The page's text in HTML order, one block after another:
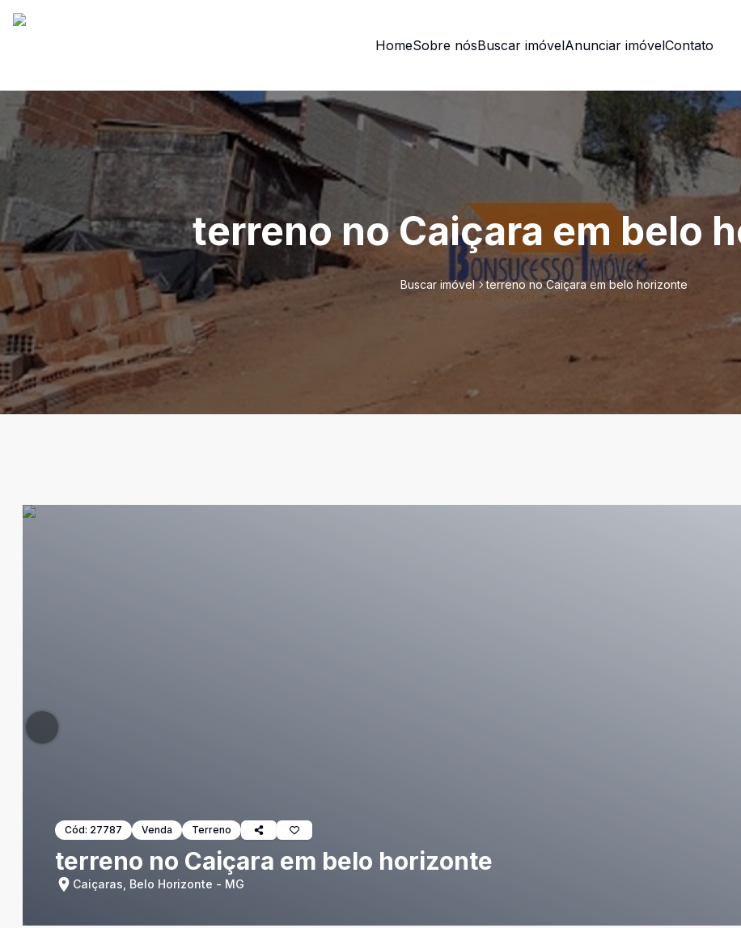
HomeSobre nósBuscar imóvelAnunciar imóvelContato
terreno no Caiçara em belo
Buscar imóvel terreno no Caiçara em belo horizonte
Cód: 27787 Venda Terreno
terreno no Caiçara em belo horizonte
Caiçaras, Belo Horizonte - MG